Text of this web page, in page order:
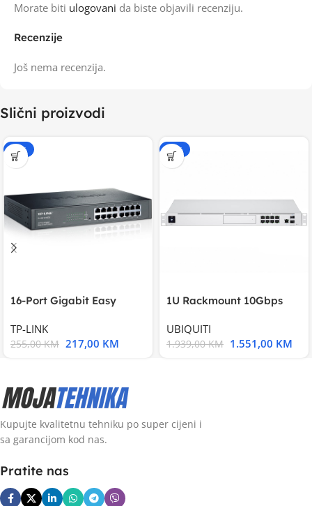
Recenzije
Još nema recenzija.
Morate biti ulogovani da biste objavili recenziju.
Slični proizvodi
-15%
16-Port Gigabit Easy
TP-LINK
255,00KM 217,00 KM
-20%
1U Rackmount 10Gbps
UBIQUITI
1.939,00KM 1.551,00 KM
Kupujte kvalitetnu tehniku po super cijeni i
sa garancijom kod nas.
Pratite nas